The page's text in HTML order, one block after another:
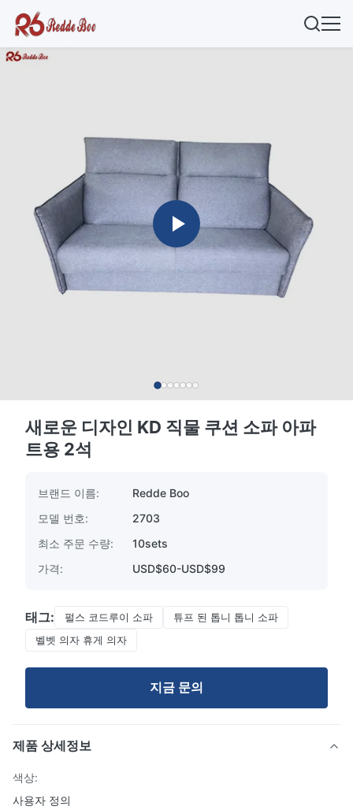
새로운 디자인 KD 직물 쿠션 소파 아파
트용 2석
브랜드 이름:
Redde Boo
모델 번호:
2703
최소 주문 수량:
10sets
가격:
USD$60-USD$99
태그: 펄스 코드루이 소파
튜프 된 톱니 톱니 소파
벨벳 의자 휴게 의자
지금 문의
제품 상세정보
색상:
사용자 정의